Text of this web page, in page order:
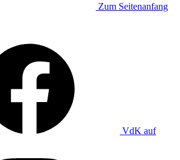
Zum Seitenanfang
VdK auf